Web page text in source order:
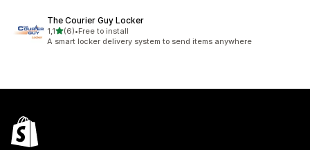
The Courier Guy Locker
1,1stelle su 5
(6)
6 recensioni totali
•Free to install
A smart locker delivery system to send items anywhere